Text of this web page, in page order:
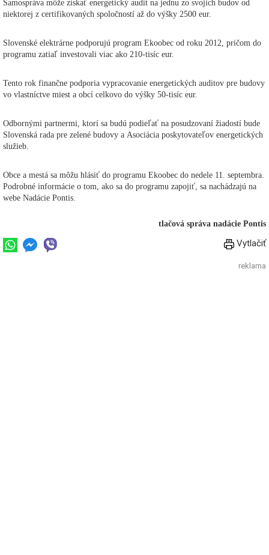
Samospráva môže získať energetický audit na jednu zo svojich budov od
niektorej z certifikovaných spoločností až do výšky 2500 eur.
Slovenské elektrárne podporujú program Ekoobec od roku 2012, pričom do
programu zatiaľ investovali viac ako 210-tisíc eur.
Tento rok finančne podporia vypracovanie energetických auditov pre budovy
vo vlastníctve miest a obcí celkovo do výšky 50-tisíc eur.
Odbornými partnermi, ktorí sa budú podieľať na posudzovaní žiadostí bude
Slovenská rada pre zelené budovy a Asociácia poskytovateľov energetických
služieb.
Obce a mestá sa môžu hlásiť do programu Ekoobec do nedele 11. septembra.
Podrobné informácie o tom, ako sa do programu zapojiť, sa nachádzajú na
webe Nadácie Pontis.
tlačová správa nadácie Pontis
Vytlačiť
reklama